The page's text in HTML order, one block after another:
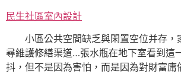
民生社區室內設計
小區公共空間缺乏與閑置空位并存，
尋維護修繕渠道…張水瓶在地下室看到這
抖，但不是因為害怕，而是因為對財富